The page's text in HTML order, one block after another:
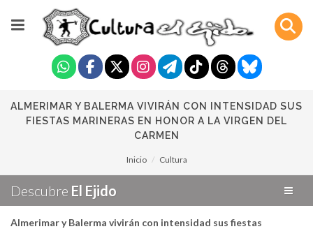
ALMERIMAR Y BALERMA VIVIRÁN CON INTENSIDAD SUS
FIESTAS MARINERAS EN HONOR A LA VIRGEN DEL
CARMEN
Inicio Cultura
Descubre El Ejido
Almerimar y Balerma vivirán con intensidad sus fiestas